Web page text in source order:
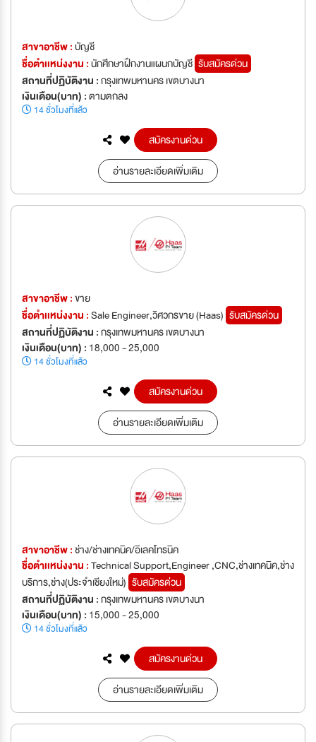
สาขาอาชีพ :บัญชี
ชื่อตำเเหน่งงาน :นักศึกษาฝึกงานแผนกบัญชี รับสมัครด่วน
สถานที่ปฏิบัติงาน :กรุงเทพมหานคร เขตบางนา
เงินเดือน(บาท) :ตามตกลง
14 ชั่วโมงที่แล้ว
สมัครงานด่วน
อ่านรายละเอียดเพิ่มเติม
สาขาอาชีพ :ขาย
ชื่อตำเเหน่งงาน :Sale Engineer,วิศวกรขาย (Haas) รับสมัครด่วน
สถานที่ปฏิบัติงาน :กรุงเทพมหานคร เขตบางนา
เงินเดือน(บาท) : 18,000 - 25,000
14 ชั่วโมงที่แล้ว
สมัครงานด่วน
อ่านรายละเอียดเพิ่มเติม
สาขาอาชีพ :ช่าง/ช่างเทคนิค/อิเลคโทรนิค
ชื่อตำเเหน่งงาน :Technical Support,Engineer ,CNC,ช่างเทคนิค,ช่าง
บริการ,ช่าง(ประจำเชียงใหม่) รับสมัครด่วน
สถานที่ปฏิบัติงาน :กรุงเทพมหานคร เขตบางนา
เงินเดือน(บาท) : 15,000 - 25,000
14 ชั่วโมงที่แล้ว
สมัครงานด่วน
อ่านรายละเอียดเพิ่มเติม